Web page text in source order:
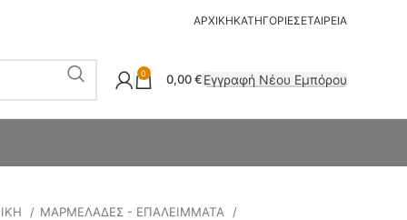
ΑΡΧΙΚΗΚΑΤΗΓΟΡΙΕΣΕΤΑΙΡΕΙΑ
0 0,00€Εγγραφή Νέου Εμπόρου
ΜΑΡΜΕΛΑΔΕΣ - ΕΠΑΛΕΙΜΜΑΤΑ